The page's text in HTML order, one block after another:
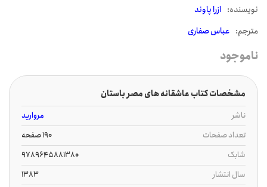
نويسنده: ازرا پاوند
مترجم: عباس صفاری
ناموجود
مشخصات کتاب عاشقانه های مصر باستان
ناشر
مروارید
تعداد صفحات
190 صفحه
شابک
9789645881380
سال انتشار
1383